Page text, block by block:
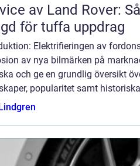
av Land Rover:
för tuffa uppdrag
Elektrifieringen av
av nya bilmärken på
och ge en grundlig översikt
popularitet samt